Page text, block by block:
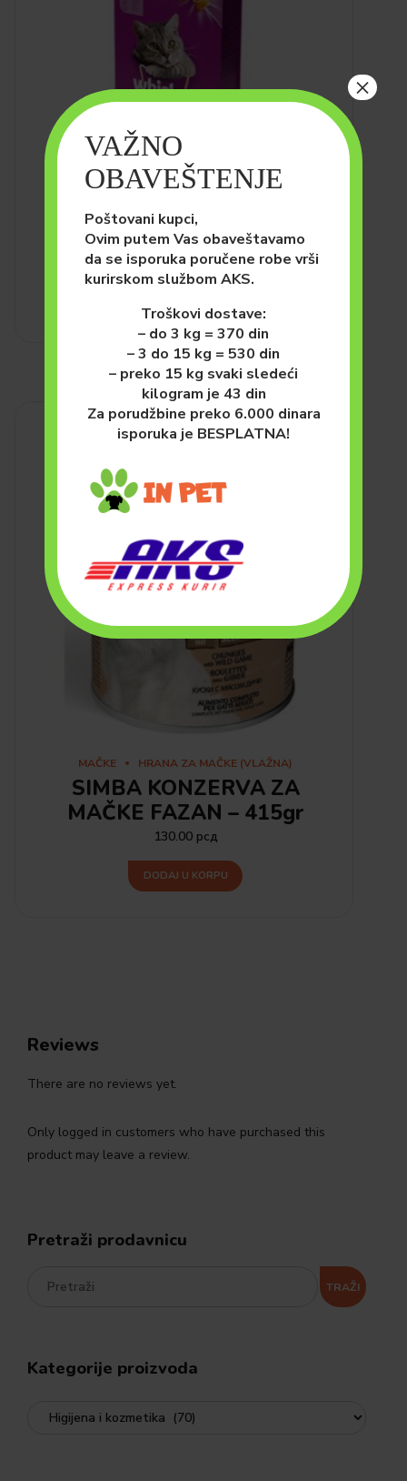
MAČKE HRANA ZA MAČKE (SUVA)
Whiskas Briketi Tunjevina
14kg
7,560.00рсд
MAČKE HRANA ZA MAČKE (VLAŽNA)
SIMBA KONZERVA ZA
MAČKE FAZAN – 415gr
130.00 рсд
DODAJ U KORPU
Reviews
There are no reviews yet.
Only logged in customers who have purchased this
product may leave a review.
Pretraži prodavnicu
TRAŽI
Kategorije proizvoda
VAŽNO
OBAVEŠTENJE
Poštovani kupci,
Ovim putem Vas obaveštavamo
da se isporuka poručene robe vrši
kurirskom službom AKS.
Troškovi dostave:
– do 3 kg = 370 din
– 3 do 15 kg = 530 din
– preko 15 kg svaki sledeći
kilogram je 43 din
Za porudžbine preko 6.000 dinara
isporuka je BESPLATNA!
×